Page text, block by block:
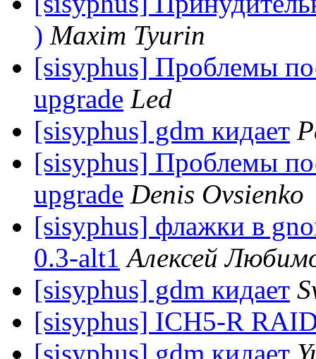
) Maxim Tyurin
[sisyphus] Проблемы
upgrade Led
[sisyphus] gdm кидает
[sisyphus] Проблемы
upgrade Denis Ovsienko
[sisyphus] флажки в
0.3-alt1 Алексей
[sisyphus] gdm кидает
[sisyphus] ICH5-R